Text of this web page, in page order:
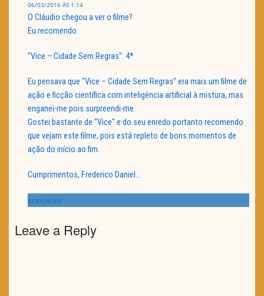
06/03/2016 ÀS 1:14
O Cláudio chegou a ver o filme?
Eu recomendo.
"Vice – Cidade Sem Regras": 4*
Eu pensava que "Vice – Cidade Sem Regras" era mais um filme de
ação e ficção científica com inteligência artificial à mistura, mas
enganei-me pois surpreendi-me.
Gostei bastante de "Vice" e do seu enredo portanto recomendo
que vejam este filme, pois está repleto de bons momentos de
ação do início ao fim.
Cumprimentos, Frederico Daniel…
RESPONDER
Leave a Reply